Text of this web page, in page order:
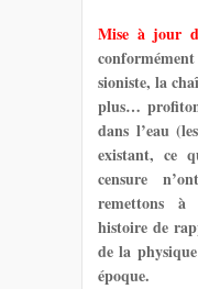
Mise à jour
sioniste, la
plus…
dans l’eau (les
existant, ce
censure
remettons à
histoire de
de la
époque.